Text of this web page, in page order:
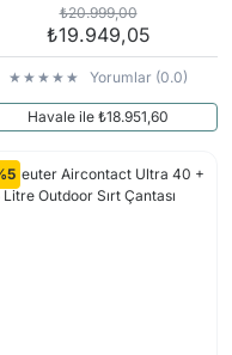
₺20.999,00
₺19.949,05
Yorumlar (0.0)
Havale ile ₺18.951,60